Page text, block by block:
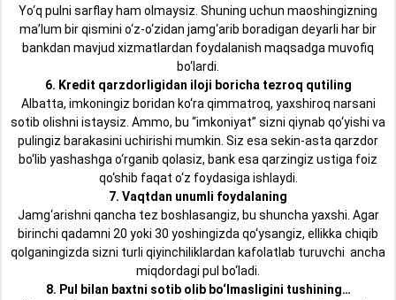
Yo‘q pulni sarflay ham olmaysiz. Shuning uchun maoshingizning
ma’lum bir qismini o‘z-o‘zidan jamg‘arib boradigan deyarli har bir
bankdan mavjud xizmatlardan foydalanish maqsadga muvofiq
bo‘lardi.
6. Kredit qarzdorligidan iloji boricha tezroq qutiling
Albatta, imkoningiz boridan ko‘ra qimmatroq, yaxshiroq narsani
sotib olishni istaysiz. Ammo, bu “imkoniyat” sizni qiynab qo‘yishi va
pulingiz barakasini uchirishi mumkin. Siz esa sekin-asta qarzdor
bo‘lib yashashga o‘rganib qolasiz, bank esa qarzingiz ustiga foiz
qo‘shib faqat o‘z foydasiga ishlaydi.
7. Vaqtdan unumli foydalaning
Jamg‘arishni qancha tez boshlasangiz, bu shuncha yaxshi. Agar
birinchi qadamni 20 yoki 30 yoshingizda qo‘ysangiz, ellikka chiqib
qolganingizda sizni turli qiyinchiliklardan kafolatlab turuvchi ancha
miqdordagi pul bo‘ladi.
8. Pul bilan baxtni sotib olib bo‘lmasligini tushining…